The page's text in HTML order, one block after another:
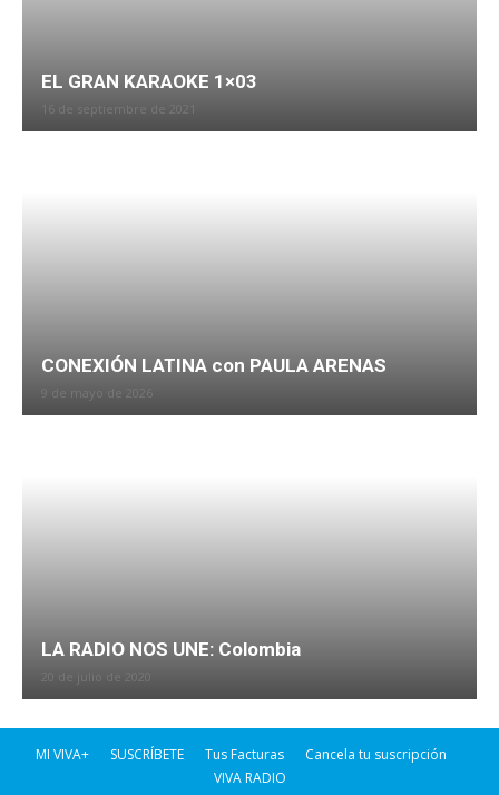
EL GRAN KARAOKE 1×03
CONEXIÓN LATINA con PAULA ARENAS
9 de mayo de 2026
LA RADIO NOS UNE: Colombia
MI VIVA+ SUSCRÍBETE Tus Facturas
Cancela tu suscripción
VIVA RADIO